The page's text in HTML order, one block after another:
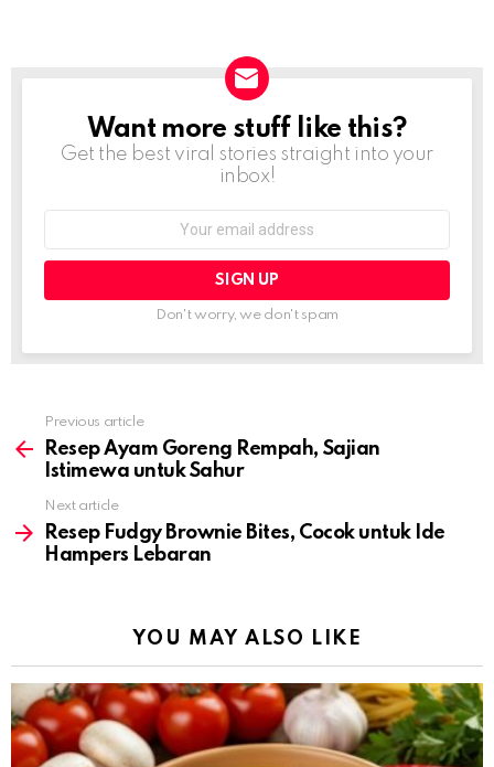
NEWSLETTER
Want more stuff like this?
Get the best viral stories straight into your
inbox!
Don't worry, we don't spam
more
Previous article
Resep Ayam Goreng Rempah, Sajian
Istimewa untuk Sahur
Next article
Resep Fudgy Brownie Bites, Cocok untuk Ide
Hampers Lebaran
YOU MAY ALSO LIKE